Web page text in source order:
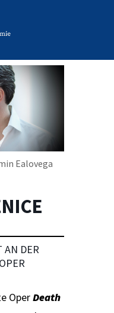
Ealovega
AN DER
OperDeath